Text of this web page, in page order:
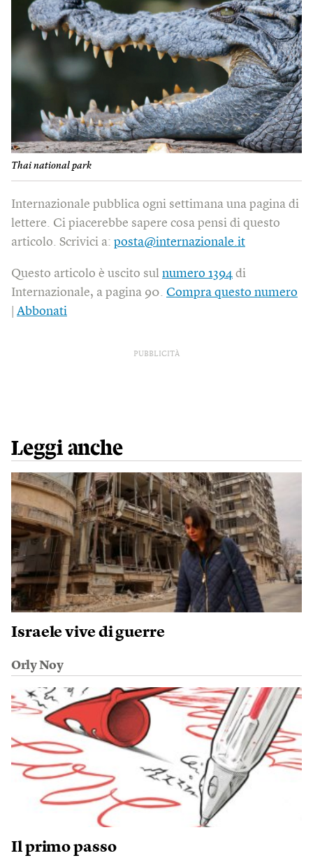
Thai national park
Internazionale pubblica ogni settimana una pagina di
lettere. Ci piacerebbe sapere cosa pensi di questo
articolo. Scrivici a: posta@internazionale.it
Questo articolo è uscito sul numero 1394 di
Internazionale, a pagina 90. Compra questo numero
Abbonati
PUBBLICITÀ
Leggi anche
Israele vive di guerre
Orly Noy
Il primo passo